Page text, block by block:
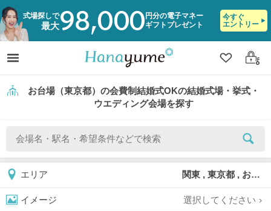
式場探しで
最大98,000 円分の電子マネー
ギフトプレゼント
今すぐ
エントリー
クリップ
ログ
お台場（東京都）の会費制結婚式OKの結婚式場・挙式・
ウエディング会場を探す
エリア 関東 , 東京都 , お台場
イメージ 選択してください